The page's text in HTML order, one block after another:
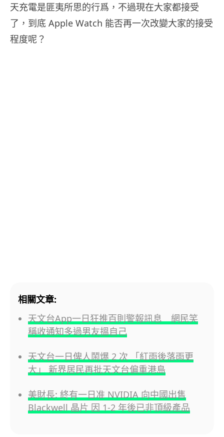
天充電是匪夷所思的行爲，不過現在大家都接受
了，到底 Apple Watch 能否再一次改變大家的接受
程度呢？
相關文章:
天文台App一日狂推百則警報訊息 網民笑
稱收通知多過男友搵自己
天文台一日俾人鬧爆 2 次 「紅雨後落雨更
大」 新界居民再批天文台偏重港島
美財長: 終有一日准 NVIDIA 向中國出售
Blackwell 晶片 因 1-2 年後已非頂級產品